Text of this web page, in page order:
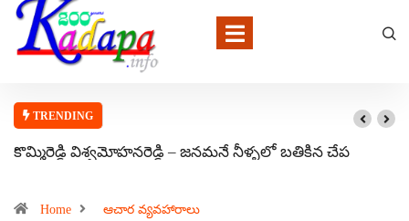
TRENDING
కొమ్మిరెడ్డి విశ్వమోహనరెడ్డి – జనమనే నీళ్ళలో బతికిన చేప
Home
ఆచార వ్యవహారాలు